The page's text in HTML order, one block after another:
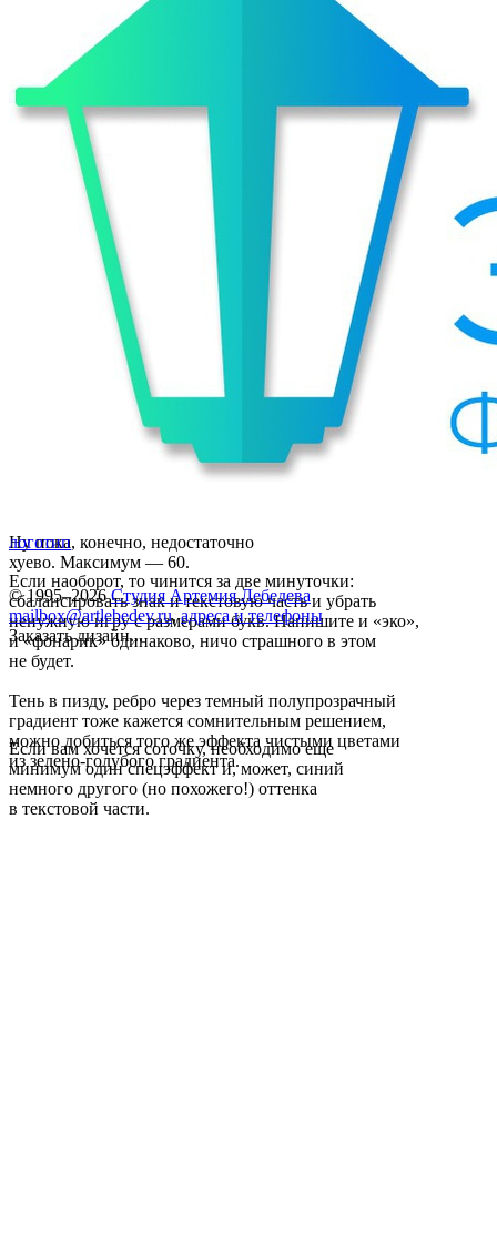
Ну пока, конечно, недостаточно
хуево. Максимум — 60.
Если наоборот, то чинится за две минуточки:
сбалансировать знак и текстовую часть и убрать
ненужную игру с размерами букв. Напишите и «эко»,
и «фонарик» одинаково, ничо страшного в этом
не будет.
Тень в пизду, ребро через темный полупрозрачный
градиент тоже кажется сомнительным решением,
можно добиться того же эффекта чистыми цветами
из зелено-голубого градиента.
Если вам хочется соточку, необходимо еще
минимум один спецэффект и, может, синий
немного другого (но похожего!) оттенка
в текстовой части.
логотип
© 1995–2026 Студия Артемия Лебедева
mailbox@artlebedev.ru, адреса и телефоны
Заказать дизайн...